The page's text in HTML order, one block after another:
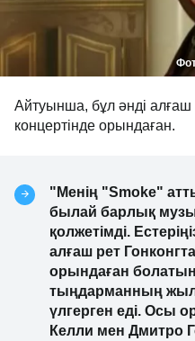
Айтуынша, бұл әнді алғаш
концертінде орындаған.
"Менің "Smoke"
былай барлық
қолжетімді.
алғаш рет
орындаған
тыңдарманның
үлгерген еді. Осы
Келли мен Дмитро